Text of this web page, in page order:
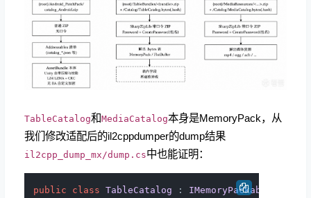
TableCatalog和MediaCatalog本身是MemoryPack，从
我们修改适配后的il2cppdumper的dump结果
il2cpp_dump_mx/dump.cs中也能证明：
public class TableCatalog : IMemoryPackable